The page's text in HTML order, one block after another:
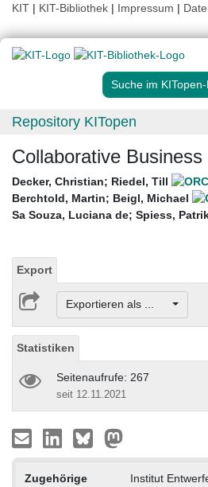
KIT | KIT-Bibliothek | Impressum |
Suche im
Repository KITopen
Collaborative
Decker, Christian; Riedel, Till
Berchtold, Martin; Beigl, Michael
Sa Souza, Luciana de; Spiess,
Export
Exportieren als ...
Statistiken
Seitenaufrufe: 267
seit 12.11.2021
Zugehörige
Institut